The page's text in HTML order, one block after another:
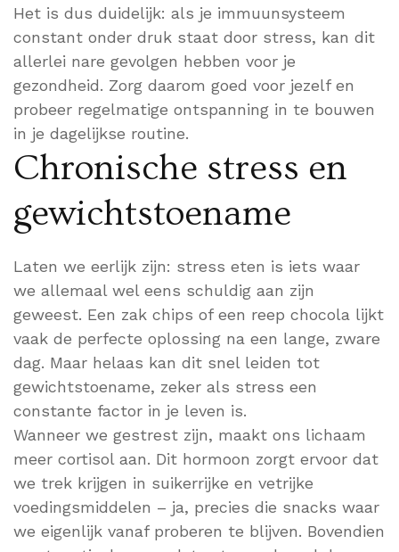
Het is dus duidelijk: als je immuunsysteem
constant onder druk staat door stress, kan dit
allerlei nare gevolgen hebben voor je
gezondheid. Zorg daarom goed voor jezelf en
probeer regelmatige ontspanning in te bouwen
in je dagelijkse routine.
Chronische stress en
gewichtstoename
Laten we eerlijk zijn: stress eten is iets waar
we allemaal wel eens schuldig aan zijn
geweest. Een zak chips of een reep chocola lijkt
vaak de perfecte oplossing na een lange, zware
dag. Maar helaas kan dit snel leiden tot
gewichtstoename, zeker als stress een
constante factor in je leven is.
Wanneer we gestrest zijn, maakt ons lichaam
meer cortisol aan. Dit hormoon zorgt ervoor dat
we trek krijgen in suikerrijke en vetrijke
voedingsmiddelen – ja, precies die snacks waar
we eigenlijk vanaf proberen te blijven. Bovendien